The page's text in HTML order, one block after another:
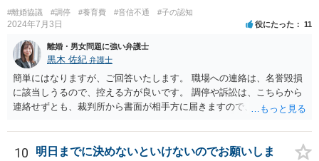
#離婚協議 #調停 #養育費 #音信不通 #子の認知
2024年7月3日 役にたった 11
離婚・男女問題に強い弁護士
黒木 佐紀 弁護士
簡単にはなりますが、ご回答いたします。 職場への連絡は、名誉毀損
に該当しうるので、控える方が良いです。 調停や訴訟は、こちらから
連絡せずとも、裁判所から書面が相手方に届きますので、連絡不要で
いのであれば、調停や訴訟をするしかないかと思います。
10
明日までに決めないといけないのでお願いしま